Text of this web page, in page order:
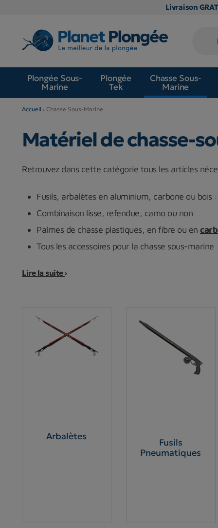
Livraison
Plongée Sous-
Marine
Plongée
Tek
Chasse Sous-
Marine
Accueil Chasse Sous-Marine
Matériel de chasse-
Retrouvez dans cette catégorie tous les articles
Fusils, arbalètes en aluminium, carbone ou
Combinaison lisse, refendue, camo ou non
Palmes de chasse plastiques, en fibre ou en
Tous les accessoires pour la chasse sous-marine
Nous avons choisi pour vous les meilleures
Lire la suite
Arbalètes
Fusils
Pneumatiques